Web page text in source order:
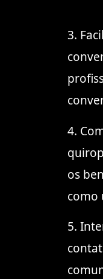
3.
4.
os
como
5.